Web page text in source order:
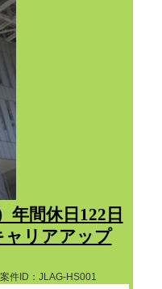
年間休日122日
ャリアアップ
件ID：JLAG-HS001